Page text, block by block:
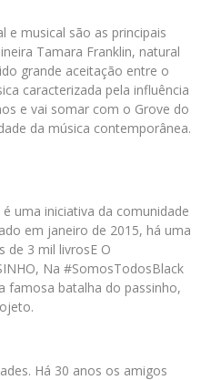
e musical são as principais
Tamara Franklin, natural
grande aceitação entre o
caracterizada pela influência
e vai somar com o Grove do
da música contemporânea.
uma iniciativa da comunidade
em janeiro de 2015, há uma
de 3 mil livrosE O
Na #SomosTodosBlack
famosa batalha do passinho,
Há 30 anos os amigos